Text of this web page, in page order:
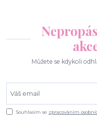
Můžete se kdykoli
Souhlasím se zpracováním